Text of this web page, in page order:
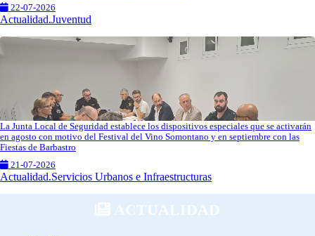
22-07-2026
Actualidad.Juventud
La Junta Local de Seguridad establece los dispositivos especiales que se activarán
en agosto con motivo del Festival del Vino Somontano y en septiembre con las
Fiestas de Barbastro
21-07-2026
Actualidad.Servicios Urbanos e Infraestructuras
ACTUALIDAD